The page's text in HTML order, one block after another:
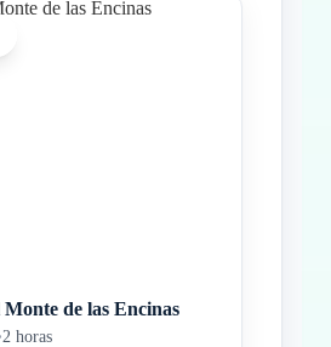
de las Encinas
2 horas